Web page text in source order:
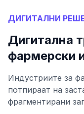
ДИГИТАЛНИ
Дигитална
фармерски
Индустриите за
потпираат на
фрагментирани